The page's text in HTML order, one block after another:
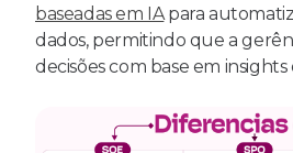
baseadas em IApara
dados, permitindo que a
decisões com base em